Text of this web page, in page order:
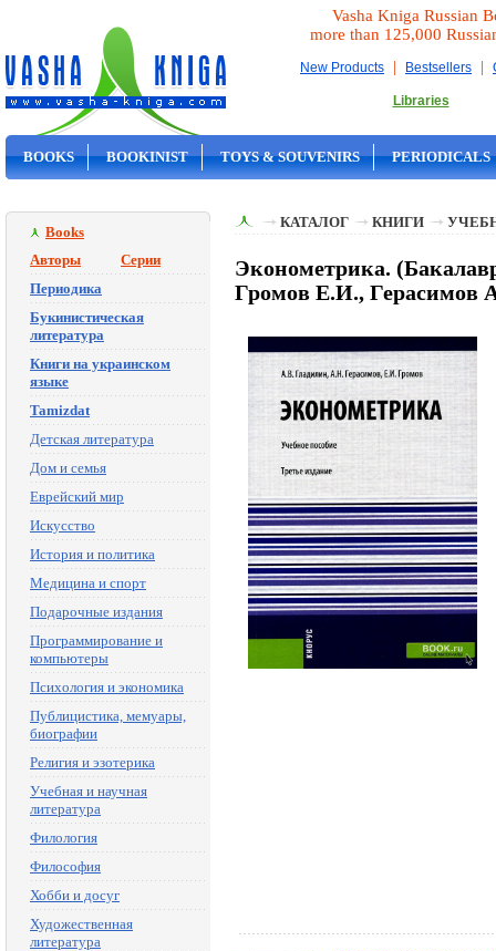
Vasha Kniga Russian
more than 125,000
New Products | Bestsellers |
Libraries
BOOKS BOOKINIST TOYS & SOUVENIRS PERIODICALS
Books
Авторы
Серии
Периодика
Букинистическая
литература
Книги на украинском
языке
Tamizdat
Детская литература
Дом и семья
Еврейский мир
Искусство
История и политика
Медицина и спорт
Подарочные издания
Программирование и
компьютеры
Психология и экономика
Публицистика, мемуары,
биографии
Религия и эзотерика
Учебная и научная
литература
Филология
Философия
Хобби и досуг
Художественная
литература
КАТАЛОГ КНИГИ
Эконометрика.
Громов Е.И., Герасимов